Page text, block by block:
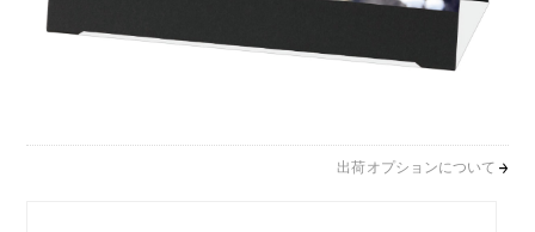
出荷オプションについて